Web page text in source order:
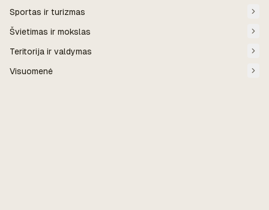
Sportas ir turizmas
Švietimas ir mokslas
Teritorija ir valdymas
Visuomenė